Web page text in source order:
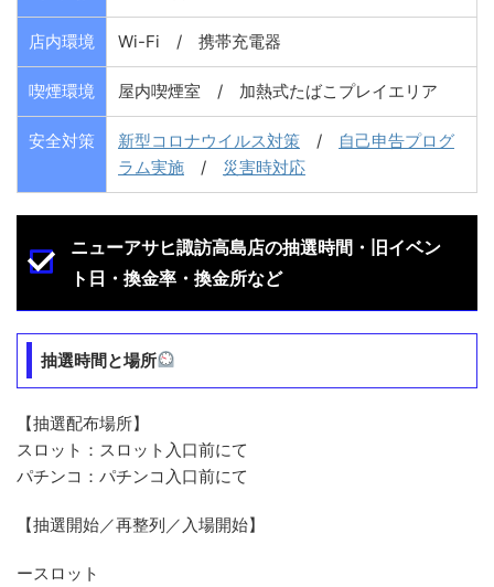
店内環境 Wi-Fi / 携帯充電器
喫煙環境 屋内喫煙室 / 加熱式たばこプレイエリア
安全対策 新型コロナウイルス対策 /
自己申告プログ
ラム実施 / 災害時対応
ニューアサヒ諏訪高島店の抽選時間・旧イベン
ト日・換金率・換金所など
抽選時間と場所
【抽選配布場所】
スロット：スロット入口前にて
パチンコ：パチンコ入口前にて
【抽選開始／再整列／入場開始】
ースロット